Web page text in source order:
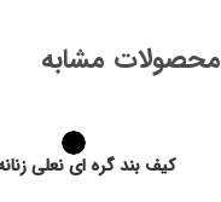
محصولات مشابه
کیف بند گره ای نعلی